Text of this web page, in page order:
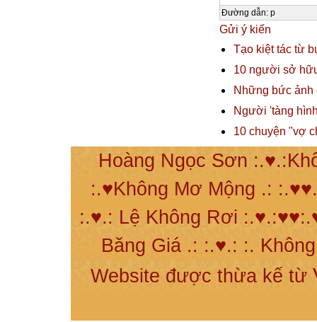
Đường dẫn: p
Gửi ý kiến
Tạo kiệt tác từ
10 người sở
Những bức ảnh
Người 'tàng
10 chuyện "vợ
Hoàng Ngọc Sơn
:.♥Không Mơ Mộng .:
:.♥.: Lệ Không Rơi
Băng Giá .: :.♥.: :.
Website được thừa kế từ